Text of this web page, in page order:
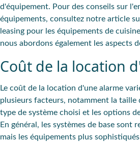
d'équipement. Pour des conseils sur
équipements, consultez notre article
leasing pour les équipements de
nous abordons également les aspects
Coût de la location
Le coût de la location d'une alarme
plusieurs facteurs, notamment la taille
type de système choisi et les options
En général, les systèmes de base sont
mais les équipements plus